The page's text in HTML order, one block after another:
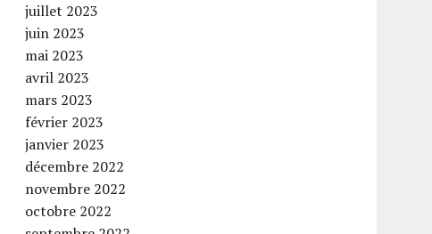
juillet 2023
juin 2023
mai 2023
avril 2023
mars 2023
février 2023
janvier 2023
décembre 2022
novembre 2022
octobre 2022